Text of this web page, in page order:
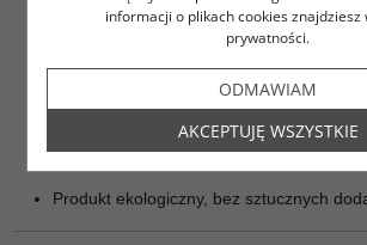
Uniwersalne zastosowanie – sealed, BR,
Trwałość – materiał nie traci właściwości
czasu.
Produkt ekologiczny, bez sztucznych
informacji o plikach cookies znajdziesz
prywatności.
ODMAWIAM
AKCEPTUJĘ WSZYSTKIE